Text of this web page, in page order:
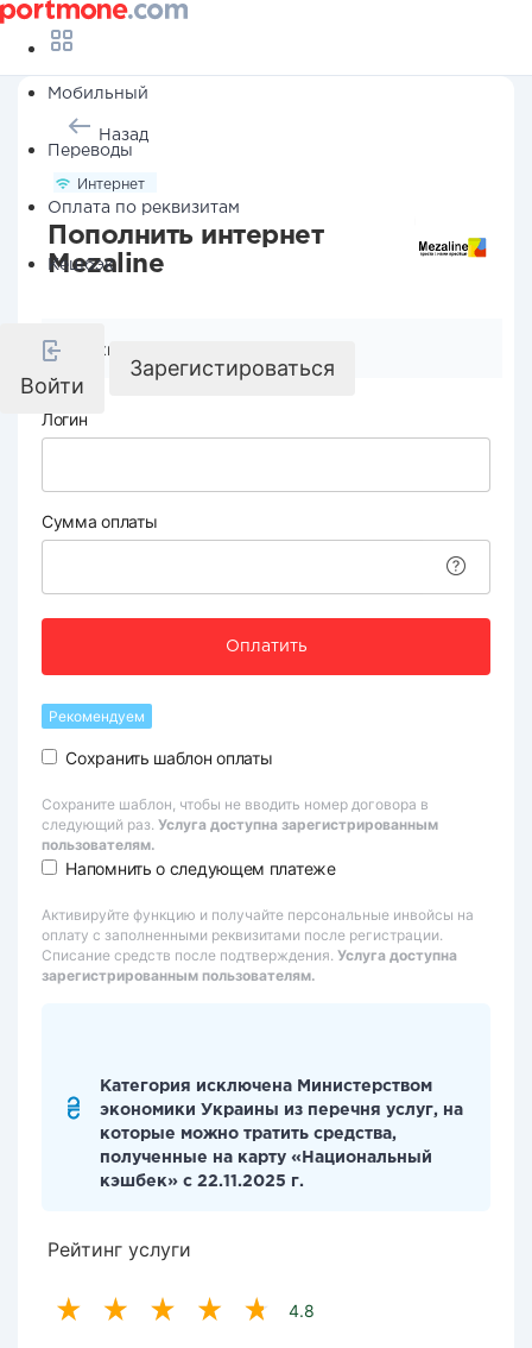
Мобильный
Переводы
Оплата по реквизитам
Кешбэк
Войти
Зарегистироваться
Назад
Интернет
Пополнить интернет
Mezaline
Реквизиты компании
Логин
Сумма оплаты
Оплатить
Рекомендуем
Сохранить шаблон оплаты
Сохраните шаблон, чтобы не вводить номер договора в
следующий раз. Услуга доступна зарегистрированным
пользователям.
Напомнить о следующем платеже
Активируйте функцию и получайте персональные инвойсы на
оплату с заполненными реквизитами после регистрации.
Списание средств после подтверждения. Услуга доступна
зарегистрированным пользователям.
Категория исключена Министерством
экономики Украины из перечня услуг, на
которые можно тратить средства,
полученные на карту «Национальный
кэшбек» с 22.11.2025 г.
Рейтинг услуги
4.8